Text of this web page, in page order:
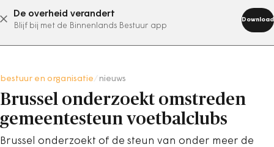
De overheid verandert
Blijf bij met de Binnenlands Bestuur app
Download
abonneer nu
bestuur en organisatie nieuws
Brussel onderzoekt omstreden
gemeentesteun voetbalclubs
Brussel onderzoekt of de steun van onder meer de